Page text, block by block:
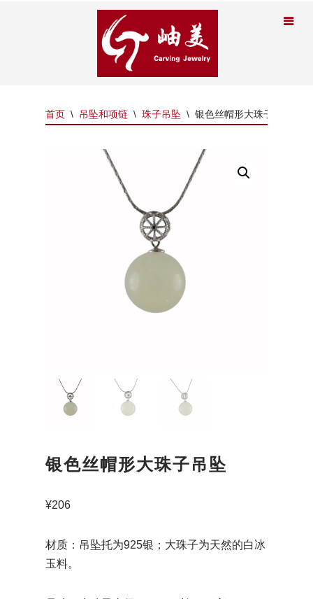
首页 \ 吊坠和项链 \ 珠子吊坠 \ 银色丝帽形大珠子吊坠
银色丝帽形大珠子吊坠
¥206
材质：吊坠托为925银；大珠子为天然的白冰
玉料。